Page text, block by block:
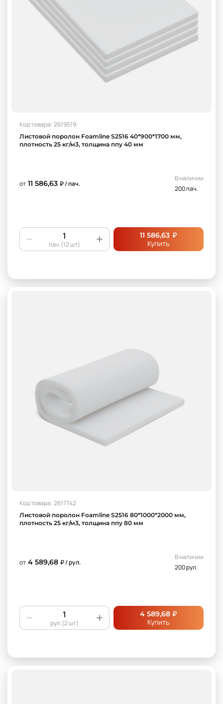
Код товара: 2619519
Листовой поролон Foamline S2516 40*900*1700 мм,
плотность 25 кг/м3, толщина ппу 40 мм
от 11 586,63 ₽ / пач.
В наличии
200 пач.
пач.(12 шт)
11 586,63 ₽
Купить
Код товара: 2617742
Листовой поролон Foamline S2516 80*1000*2000 мм,
плотность 25 кг/м3, толщина ппу 80 мм
от 4 589,68 ₽ / рул.
В наличии
200 рул.
рул.(2 шт)
4 589,68 ₽
Купить